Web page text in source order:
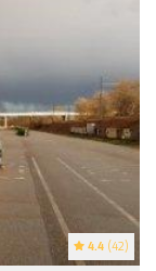
4.4 (42)